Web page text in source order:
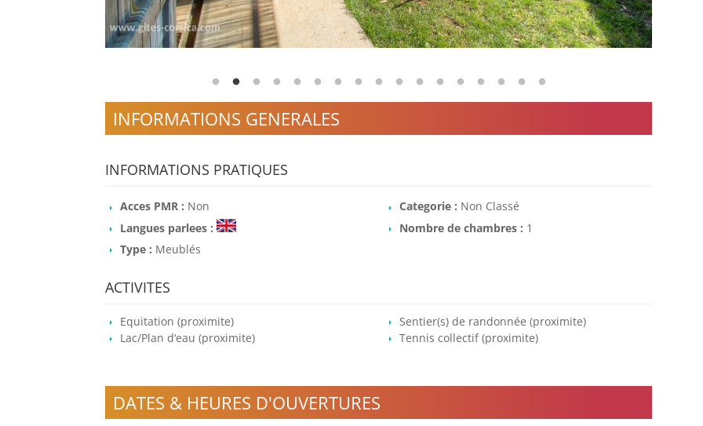
INFORMATIONS GENERALES
INFORMATIONS PRATIQUES
Acces PMR : Non
Langues parlees :
Type : Meublés
Categorie : Non Classé
Nombre de chambres : 1
ACTIVITES
Equitation (proximite)
Lac/Plan d‘eau (proximite)
Sentier(s) de randonnée (proximite)
Tennis collectif (proximite)
DATES & HEURES D'OUVERTURES